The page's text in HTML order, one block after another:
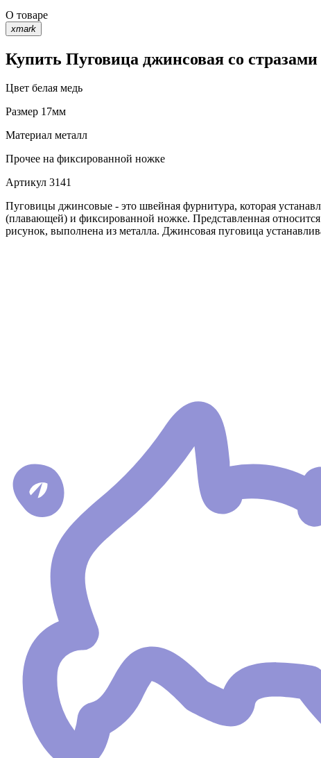
О товаре
xmark
Купить Пуговица джинсовая со
Цвет белая медь
Размер 17мм
Материал металл
Прочее на фиксированной ножке
Артикул 3141
Пуговицы джинсовые - это швейная фурнитура, которая
(плавающей) и фиксированной ножке. Представленная
рисунок, выполнена из металла. Джинсовая пуговица